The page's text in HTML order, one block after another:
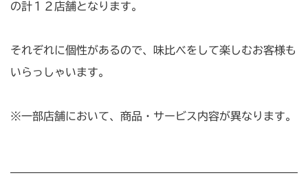
の計１２店舗となります。
それぞれに個性があるので、味比べをして楽しむお客様も
いらっしゃいます。
※一部店舗において、商品・サービス内容が異なります。